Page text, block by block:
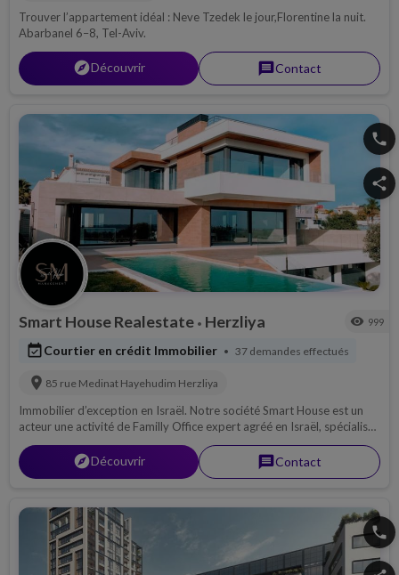
Trouver l’appartement idéal : Neve Tzedek le jour,Florentine la nuit.
Abarbanel 6–8, Tel-Aviv.
explorerDécouvrir messageContact
phone
share
Smart House Realestate • Herzliya visibility 999
event_availableCourtier en crédit Immobilier • 37 demandes effectués
location_on 85 rue Medinat Hayehudim Herzliya
Immobilier d’exception en Israël. Notre société Smart House est un
acteur une activité de Familly Office expert agréé en Israël, spécialisé
dans la gestion de patrimoine sur les marchés financiers
internationaux avec un ancrage solide sur le marché israélien.
explorerDécouvrir messageContact
phone